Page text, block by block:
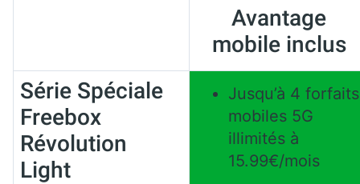
Avantage
mobile inclus
Série Spéciale
Freebox
Révolution
Light
Jusqu’à 4 forfaits
mobiles 5G
illimités à
15.99€/mois